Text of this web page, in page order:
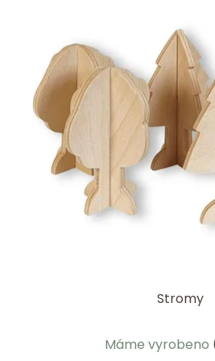
Stromy
Máme vyrobeno